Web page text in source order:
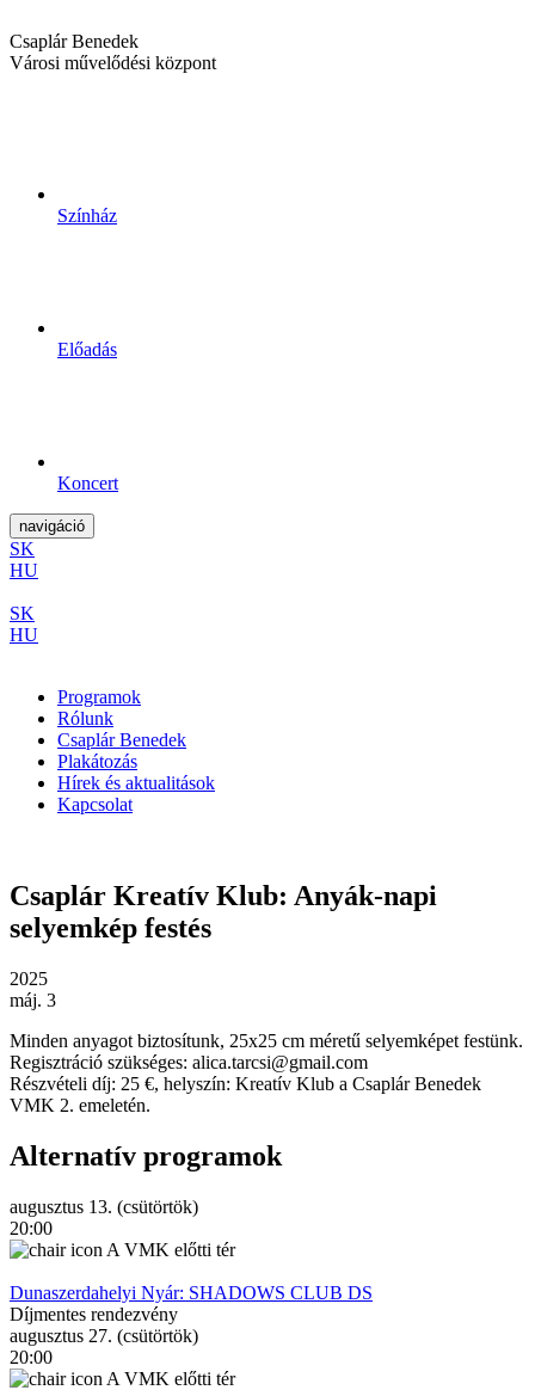
Csaplár Benedek
Városi művelődési központ
Színház
Előadás
Koncert
navigáció
SK
HU
SK
HU
Programok
Rólunk
Csaplár Benedek
Plakátozás
Hírek és aktualitások
Kapcsolat
Csaplár Kreatív Klub: Anyák-napi
selyemkép festés
2025
máj. 3
Minden anyagot biztosítunk, 25x25 cm méretű selyemképet festünk.
Regisztráció szükséges: alica.tarcsi@gmail.com
Részvételi díj: 25 €, helyszín: Kreatív Klub a Csaplár Benedek
VMK 2. emeletén.
Alternatív programok
augusztus 13. (csütörtök)
20:00
A VMK előtti tér
Dunaszerdahelyi Nyár: SHADOWS CLUB DS
Díjmentes rendezvény
augusztus 27. (csütörtök)
20:00
A VMK előtti tér